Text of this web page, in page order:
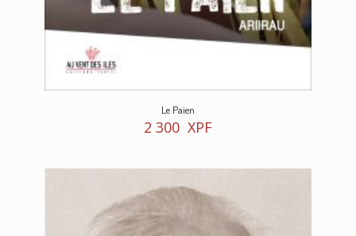
Le Païen
2 300 XPF